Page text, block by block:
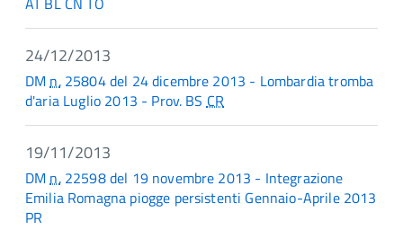
24/12/2013
DMn.25804 del 24 dicembre 2013 - Lombardia tromba
d'aria Luglio 2013 - Prov. BSCR
19/11/2013
DMn.22598 del 19 novembre 2013 - Integrazione
Emilia Romagna piogge persistenti Gennaio-Aprile 2013
PR